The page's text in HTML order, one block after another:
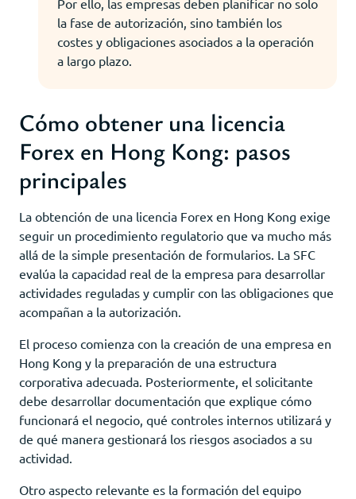
la fase de autorización, sino también los
costes y obligaciones asociados a la operación
a largo plazo.
Cómo obtener una licencia
Forex en Hong Kong: pasos
principales
La obtención de una licencia Forex en Hong Kong exige
seguir un procedimiento regulatorio que va mucho más
allá de la simple presentación de formularios. La SFC
evalúa la capacidad real de la empresa para desarrollar
actividades reguladas y cumplir con las obligaciones que
acompañan a la autorización.
El proceso comienza con la creación de una empresa en
Hong Kong y la preparación de una estructura
corporativa adecuada. Posteriormente, el solicitante
debe desarrollar documentación que explique cómo
funcionará el negocio, qué controles internos utilizará y
de qué manera gestionará los riesgos asociados a su
actividad.
Otro aspecto relevante es la formación del equipo